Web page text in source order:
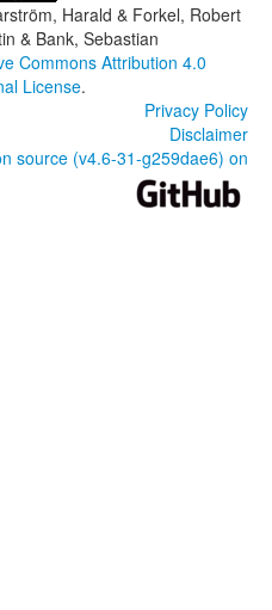
Harald & Forkel, Robert
& Bank, Sebastian
Commons Attribution 4.0
License.
Privacy Policy
Disclaimer
source (v4.6-31-g259dae6) on